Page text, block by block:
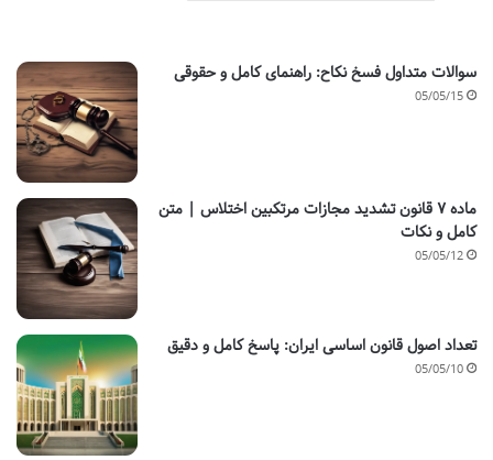
سوالات متداول فسخ نکاح: راهنمای کامل و حقوقی
05/05/15
ماده ۷ قانون تشدید مجازات مرتکبین اختلاس | متن
کامل و نکات
05/05/12
تعداد اصول قانون اساسی ایران: پاسخ کامل و دقیق
05/05/10